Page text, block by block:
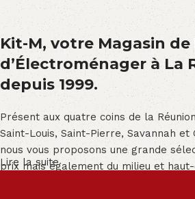
Kit-M, votre Magasin
d’Électroménager à La
depuis 1999.
Présent aux quatre coins de la
Saint-Louis, Saint-Pierre, Savannah et
nous vous proposons une grande
prix mais également du milieu et
Lire la suite